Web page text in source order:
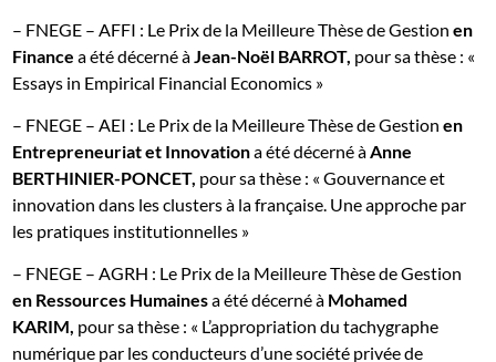
– FNEGE – AFFI : Le Prix de la Meilleure Thèse de Gestionen
Finance a été décerné àJean-Noël BARROT, pour sa thèse : «
Essays in Empirical Financial Economics »
– FNEGE – AEI : Le Prix de la Meilleure Thèse de Gestionen
Entrepreneuriat et Innovationa été décerné àAnne
BERTHINIER-PONCET, pour sa thèse : « Gouvernance et
innovation dans les clusters à la française. Une approche par
les pratiques institutionnelles »
– FNEGE – AGRH : Le Prix de la Meilleure Thèse de Gestion
en Ressources Humainesa été décerné à Mohamed
KARIM, pour sa thèse : « L’appropriation du tachygraphe
numérique par les conducteurs d’une société privée de